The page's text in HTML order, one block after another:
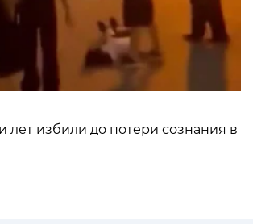
лет избили до потери сознания в